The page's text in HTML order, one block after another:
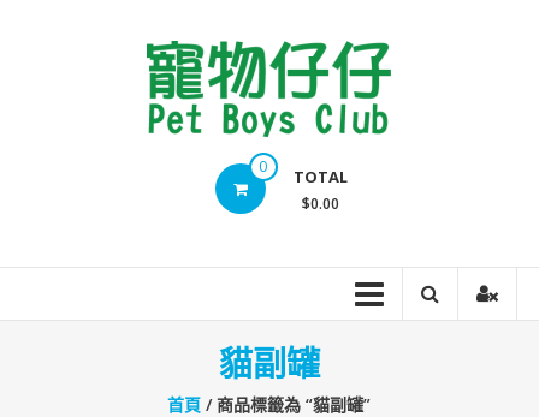
0 TOTAL
$0.00
貓副罐
首頁 / 商品標籤為 “貓副罐”